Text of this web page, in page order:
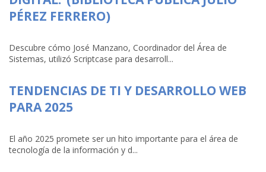
PÉREZ FERRERO)
Descubre cómo José Manzano, Coordinador del Área de
Sistemas, utilizó Scriptcase para desarroll...
TENDENCIAS DE TI Y DESARROLLO WEB
PARA 2025
El año 2025 promete ser un hito importante para el área de
tecnología de la información y d...